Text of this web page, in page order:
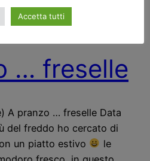
… freselle
A pranzo … freselle Data
del freddo ho cercato di
un piatto estivo
le
Accetta tutti